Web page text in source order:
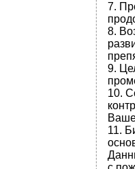
7.
8.
9.
10.
11.